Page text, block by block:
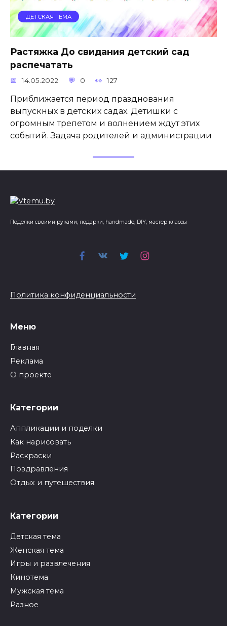
ДЕТСКАЯ ТЕМА
Растяжка До свидания детский сад
распечатать
14.05.2022 0 127
Приближается период празднования
выпускных в детских садах. Детишки с
огромным трепетом и волнением ждут этих
событий. Задача родителей и администрации
Поделки своими руками, подарки, handmade, DIY, мастер классы
Политика конфиденциальности
Меню
Главная
Реклама
О проекте
Категории
Аппликации и поделки
Как нарисовать
Раскраски
Поздравления
Отдых и путешествия
Категории
Детская тема
Женская тема
Игры и развлечения
Кинотема
Мужская тема
Разное